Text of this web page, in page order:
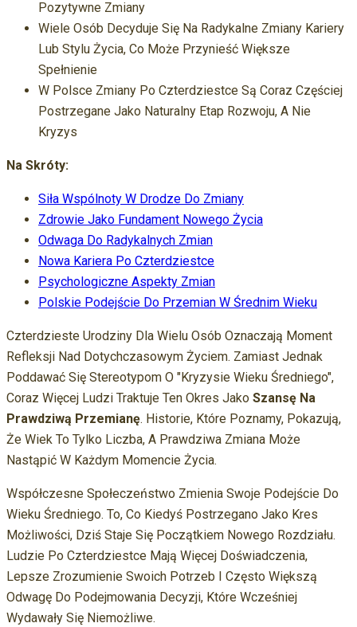
Pozytywne Zmiany
Wiele Osób Decyduje Się Na Radykalne Zmiany Kariery
Lub Stylu Życia, Co Może Przynieść Większe
Spełnienie
W Polsce Zmiany Po Czterdziestce Są Coraz Częściej
Postrzegane Jako Naturalny Etap Rozwoju, A Nie
Kryzys
Na Skróty:
Siła Wspólnoty W Drodze Do Zmiany
Zdrowie Jako Fundament Nowego Życia
Odwaga Do Radykalnych Zmian
Nowa Kariera Po Czterdziestce
Psychologiczne Aspekty Zmian
Polskie Podejście Do Przemian W Średnim Wieku
Czterdzieste Urodziny Dla Wielu Osób Oznaczają Moment
Refleksji Nad Dotychczasowym Życiem. Zamiast Jednak
Poddawać Się Stereotypom O "kryzysie Wieku Średniego",
Coraz Więcej Ludzi Traktuje Ten Okres Jako Szansę Na
Prawdziwą Przemianę. Historie, Które Poznamy, Pokazują,
Że Wiek To Tylko Liczba, A Prawdziwa Zmiana Może
Nastąpić W Każdym Momencie Życia.
Współczesne Społeczeństwo Zmienia Swoje Podejście Do
Wieku Średniego. To, Co Kiedyś Postrzegano Jako Kres
Możliwości, Dziś Staje Się Początkiem Nowego Rozdziału.
Ludzie Po Czterdziestce Mają Więcej Doświadczenia,
Lepsze Zrozumienie Swoich Potrzeb I Często Większą
Odwagę Do Podejmowania Decyzji, Które Wcześniej
Wydawały Się Niemożliwe.